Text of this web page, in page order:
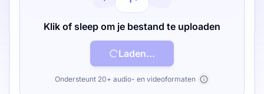
Klik of sleep om je bestand te uploaden
Laden...
Ondersteunt 20+ audio- en videoformaten